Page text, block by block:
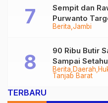
Berita Jambi
Sempit dan
Purwanto
Tungkal-
Berita Daerah
Tanjab Barat
90 Ribu Butir
Sampai
Audit
TERBARU